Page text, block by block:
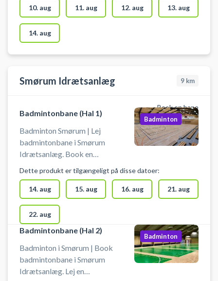
bookingstiden. - Der er
omklædningsrum og bad til
rådighed.
10. aug 11. aug 12. aug 13. aug
14. aug
Smørum Idrætsanlæg 9 km
Book en bane
Badmintonbane (Hal 1)
Badminton Smørum | Lej
badmintonbane i Smørum
Idrætsanlæg. Book en
i Smørum tæt på byer som Ledøje
og Måløv. Gratis parkering ved
hallen i Smørum, gør din booking
af badmintonbane nem, hvis du er i
bil fra Måløv eller andre nabobyer.
Medbring selv ketcher og bolde. I
skal selv sætte net op.
Badminton
Dette produkt er tilgængeligt på disse datoer:
14. aug 15. aug 16. aug 21. aug
22. aug
Badmintonbane (Hal 2)
Badminton i Smørum | Book
badmintonbane i Smørum
Idrætsanlæg. Lej en
Badminton